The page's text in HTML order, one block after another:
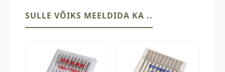
SULLE VÕIKS MEELDIDA KA ..